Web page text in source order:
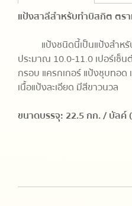
แป้งสาลีสำหรับทำบิสกิต ตรา
แป้งชนิดนี้เป็นแป้งสำหรับ
ประมาณ 10.0-11.0 เปอร์เซ็
กรอบ แครกเกอร์ แป้งชุบทอ
เนื้อแป้งละเอียด มีสีขาวนวล
ขนาดบรรจุ: 22.5 กก. / บัลค์